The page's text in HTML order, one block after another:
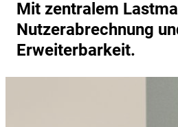
Mit zentralem
Nutzerabrechnung
Erweiterbarkeit.